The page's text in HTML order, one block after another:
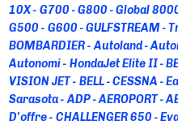
10X
G700 G800 Global
G500
G600 GULFSTREAM
BOMBARDIER
Autoland
Autonomi
HondaJet Elite II
VISION JET
BELL CESSNA
Sarasota
ADP AEROPORT
D'offre
CHALLENGER 650